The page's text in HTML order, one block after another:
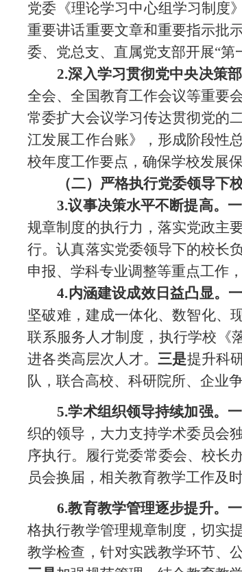
党委《理论学习中心组学习制度
重要讲话重要文章和重要指示批
委、党总支、直属党支部开展“第
2.深入学习贯彻党中央决策
全会、全国教育工作会议等重要
常委扩大会议学习传达贯彻党的
江发展工作台账》，形成阶段性
校年度工作要点，确保学校发展
（二）严格执行党委领导下
3.议事决策水平不断提高。
规章制度的执行力，落实党政主
行。认真落实党委领导下的校长
申报、学科专业调整等重点工作
4.内涵建设成效日益凸显。
坚破难， 建成一体化、数智化、
联系服务人才制度，执行学校《
进各类高层次人才。三是提升科
队，联合高校、科研院所、企业
5.学术组织领导持续加强。
织的领导，大力支持学术委员会
序执行。 履行党委常委会、校长
员会换届，相关教育教学工作及
6.教育教学管理逐步提升。
格执行教学管理规章制度，切实
教学检查，针对实践教学环节、